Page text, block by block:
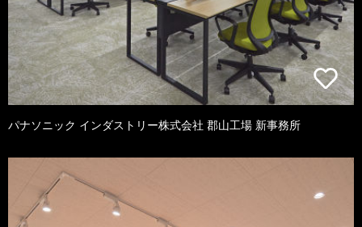
パナソニック インダストリー株式会社 郡山工場 新事務所